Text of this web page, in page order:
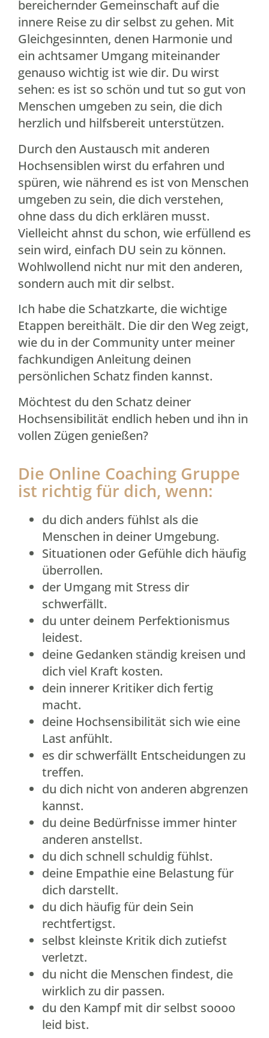
bereichernder Gemeinschaft auf die
innere Reise zu dir selbst zu gehen. Mit
Gleichgesinnten, denen Harmonie und
ein achtsamer Umgang miteinander
genauso wichtig ist wie dir. Du wirst
sehen: es ist so schön und tut so gut von
Menschen umgeben zu sein, die dich
herzlich und hilfsbereit unterstützen.
Durch den Austausch mit anderen
Hochsensiblen wirst du erfahren und
spüren, wie nährend es ist von Menschen
umgeben zu sein, die dich verstehen,
ohne dass du dich erklären musst.
Vielleicht ahnst du schon, wie erfüllend es
sein wird, einfach DU sein zu können.
Wohlwollend nicht nur mit den anderen,
sondern auch mit dir selbst.
Ich habe die Schatzkarte, die wichtige
Etappen bereithält. Die dir den Weg zeigt,
wie du in der Community unter meiner
fachkundigen Anleitung deinen
persönlichen Schatz finden kannst.
Möchtest du den Schatz deiner
Hochsensibilität endlich heben und ihn in
vollen Zügen genießen?
Die Online Coaching Gruppe
ist richtig für dich, wenn:
du dich anders fühlst als die
Menschen in deiner Umgebung.
Situationen oder Gefühle dich häufig
überrollen.
der Umgang mit Stress dir
schwerfällt.
du unter deinem Perfektionismus
leidest.
deine Gedanken ständig kreisen und
dich viel Kraft kosten.
dein innerer Kritiker dich fertig
macht.
deine Hochsensibilität sich wie eine
Last anfühlt.
es dir schwerfällt Entscheidungen zu
treffen.
du dich nicht von anderen abgrenzen
kannst.
du deine Bedürfnisse immer hinter
anderen anstellst.
du dich schnell schuldig fühlst.
deine Empathie eine Belastung für
dich darstellt.
du dich häufig für dein Sein
rechtfertigst.
selbst kleinste Kritik dich zutiefst
verletzt.
du nicht die Menschen findest, die
wirklich zu dir passen.
du den Kampf mit dir selbst soooo
leid bist.